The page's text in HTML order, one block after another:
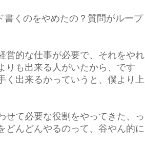
書くのをやめたの？質問がループ
営的な仕事が必要で、それをやれ
りも出来る人がいたから、です
く出来るかっていうと、僕より上
せて必要な役割をやってきた、っ
どんどんやるのって、谷やん的に